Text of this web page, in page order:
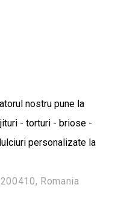
nostru pune la
- torturi - briose -
personalizate la
Romania